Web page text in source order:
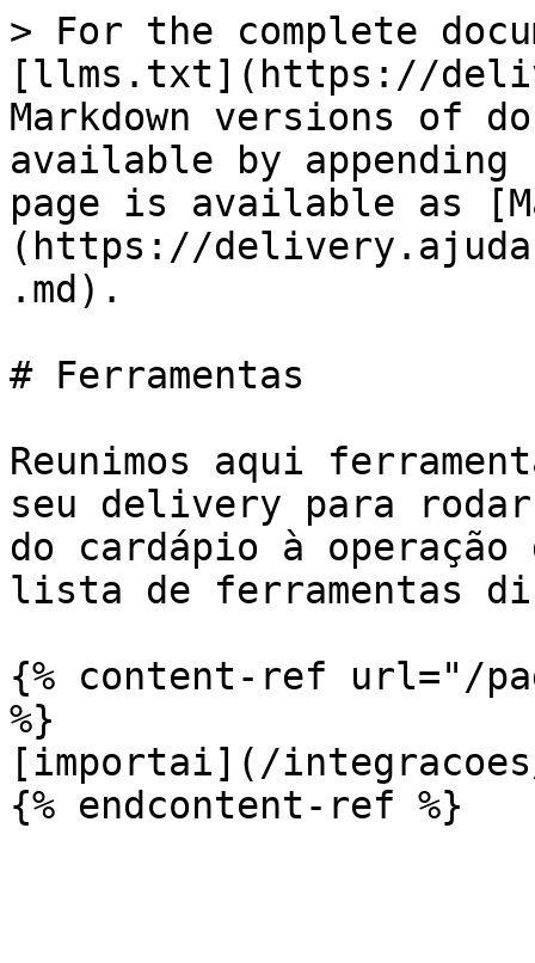
> For the complete
[llms.txt](https://
Markdown versions of
available by
page is available as
(https://
.md).
# Ferramentas
Reunimos aqui
seu delivery para
do cardápio à
lista de ferramentas
{% content-ref url="/
%}
[importai](/